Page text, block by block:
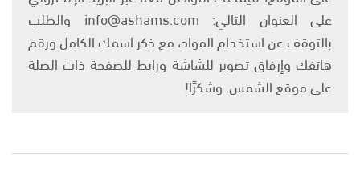
على العنوان التالي: info@ashams.com والطلب
بالتوقف عن استخدام المواد، مع ذكر اسمك الكامل ورقم
هاتفك وإرفاق تصوير للشاشة ورابط للصفحة ذات الصلة
على موقع الشمس. وشكرًا!